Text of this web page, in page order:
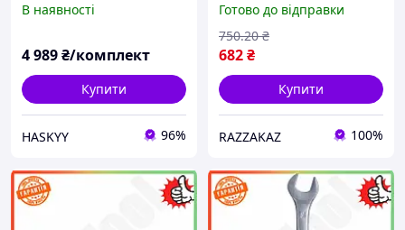
предметів)
В наявності
4 989₴/комплект
Купити
HASKYY 96%
закручування і
відкручування гайок 10-
32 мм
Готово до відправки
682₴
750.20 ₴
Купити
RAZZAKAZ 100%